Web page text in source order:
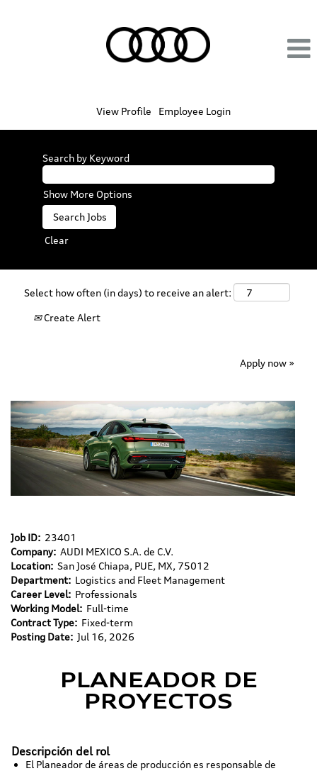
View Profile Employee Login
Search by Keyword
Show More Options
Clear
Select how often (in days) to receive an alert:
Create Alert
Apply now »
Job ID: 23401
Company: AUDI MEXICO S.A. de C.V.
Location: San José Chiapa, PUE, MX, 75012
Department: Logistics and Fleet Management
Career Level: Professionals
Working Model: Full-time
Contract Type: Fixed-term
Posting Date: Jul 16, 2026
PLANEADOR DE
PROYECTOS
Descripción del rol
El Planeador de áreas de producción es responsable de